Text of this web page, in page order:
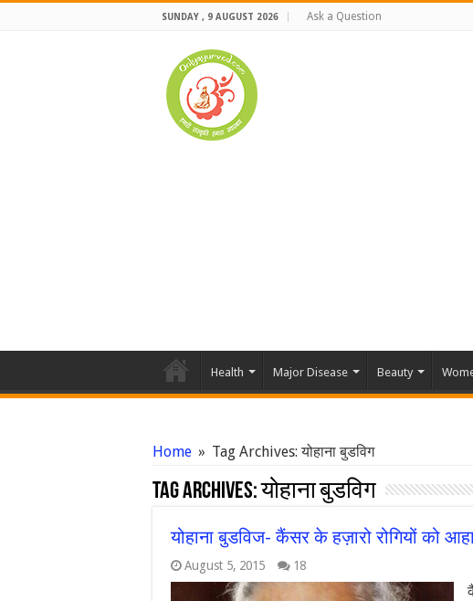
SUNDAY , 9 AUGUST 2026 Ask a Question
Health Major Disease Beauty
Home » Tag Archives: योहाना बुडविग
Tag Archives:योहाना बुडविग
योहाना बुडविज- कैंसर के हज़ारो रोगियों को
August 5, 2015 18